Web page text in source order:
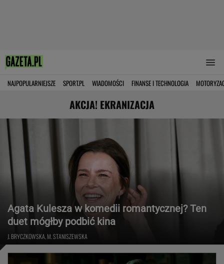
NAJPOPULARNIEJSZE SPORT.PL WIADOMOŚCI FINANSE I TECHNOLOGIA
AKCJA! EKRANIZACJA
Agata Kulesza w komedii romantycznej? Ten
duet mógłby podbić kina
J. BRYCZKOWSKA, M. STANISZEWSKA